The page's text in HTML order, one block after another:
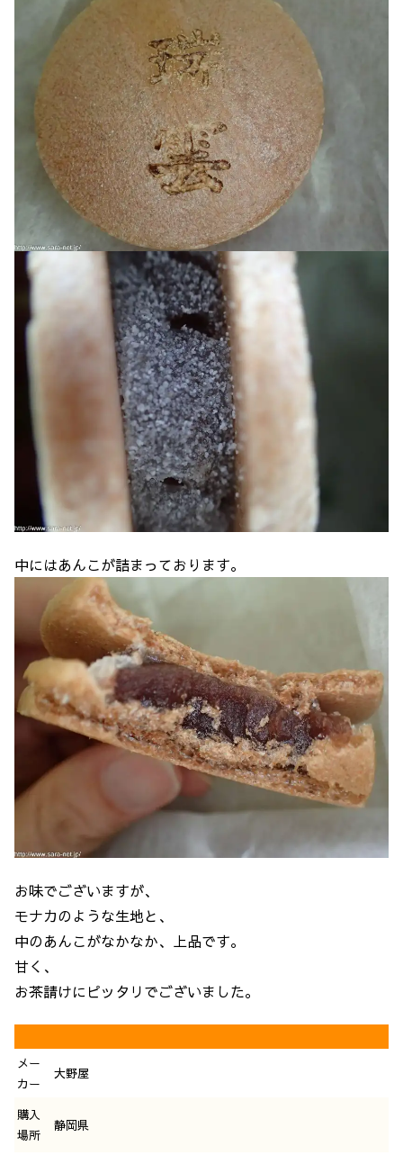
中にはあんこが詰まっております。
お味でございますが、
モナカのような生地と、
中のあんこがなかなか、上品です。
甘く、
お茶請けにピッタリでございました。
メー
カー
大野屋
購入
場所
静岡県